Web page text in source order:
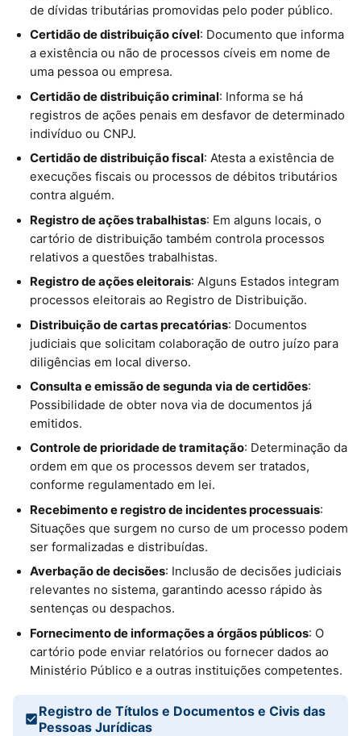
de dívidas tributárias promovidas pelo poder público.
Certidão de distribuição cível: Documento que informa
a existência ou não de processos cíveis em nome de
uma pessoa ou empresa.
Certidão de distribuição criminal: Informa se há
registros de ações penais em desfavor de determinado
indivíduo ou CNPJ.
Certidão de distribuição fiscal: Atesta a existência de
execuções fiscais ou processos de débitos tributários
contra alguém.
Registro de ações trabalhistas: Em alguns locais, o
cartório de distribuição também controla processos
relativos a questões trabalhistas.
Registro de ações eleitorais: Alguns Estados integram
processos eleitorais ao Registro de Distribuição.
Distribuição de cartas precatórias: Documentos
judiciais que solicitam colaboração de outro juízo para
diligências em local diverso.
Consulta e emissão de segunda via de certidões:
Possibilidade de obter nova via de documentos já
emitidos.
Controle de prioridade de tramitação: Determinação da
ordem em que os processos devem ser tratados,
conforme regulamentado em lei.
Recebimento e registro de incidentes processuais:
Situações que surgem no curso de um processo podem
ser formalizadas e distribuídas.
Averbação de decisões: Inclusão de decisões judiciais
relevantes no sistema, garantindo acesso rápido às
sentenças ou despachos.
Fornecimento de informações a órgãos públicos: O
cartório pode enviar relatórios ou fornecer dados ao
Ministério Público e a outras instituições competentes.
Registro de Títulos e Documentos e Civis das
Pessoas Jurídicas